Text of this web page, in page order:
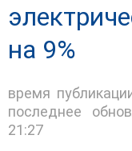
на 9%
время
последнее
21:27